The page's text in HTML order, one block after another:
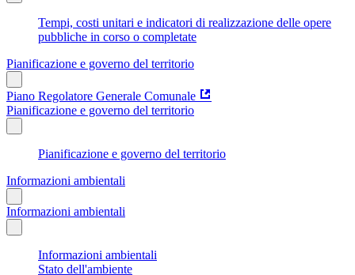
Tempi, costi unitari e indicatori di realizzazione delle opere
pubbliche in corso o completate
Pianificazione e governo del territorio
Piano Regolatore Generale Comunale
Pianificazione e governo del territorio
Pianificazione e governo del territorio
Informazioni ambientali
Informazioni ambientali
Informazioni ambientali
Stato dell'ambiente